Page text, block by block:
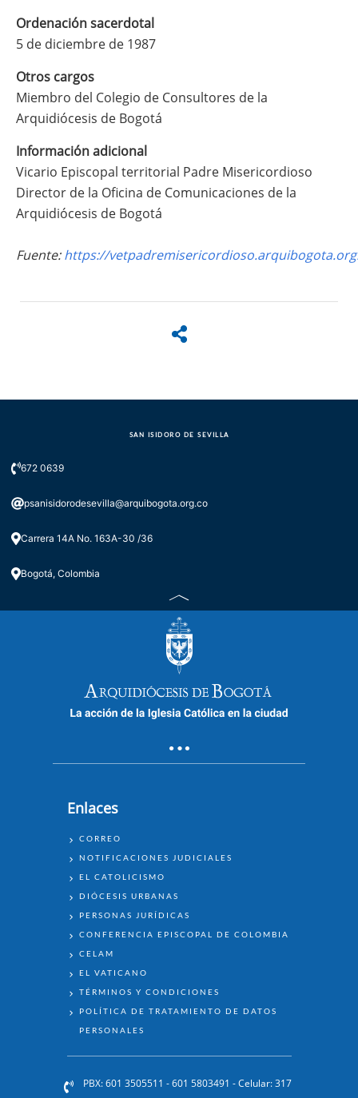
Ordenación sacerdotal
5 de diciembre de 1987
Otros cargos
Miembro del Colegio de Consultores de la
Arquidiócesis de Bogotá
Información adicional
Vicario Episcopal territorial Padre Misericordioso
Director de la Oficina de Comunicaciones de la
Arquidiócesis de Bogotá
Fuente:https://
SAN ISIDORO DE SEVILLA
672 0639
psanisidorodesevilla@arquibogota.org.co
Carrera 14A No. 163A-30 /36
Bogotá, Colombia
Enlaces
ENLACES
CORREO
NOTIFICACIONES JUDICIALES
EL CATOLICISMO
DIÓCESIS URBANAS
PERSONAS JURÍDICAS
CONFERENCIA EPISCOPAL DE COLOMBIA
CELAM
EL VATICANO
TÉRMINOS Y CONDICIONES
POLÍTICA DE TRATAMIENTO DE DATOS
PERSONALES
PBX: 601 3505511 - 601 5803491 - Celular: 317